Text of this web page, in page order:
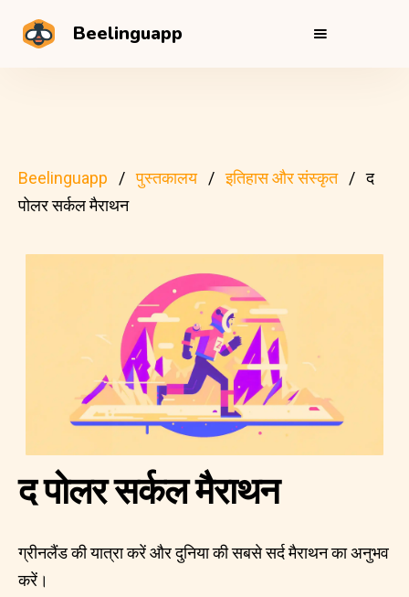
Beelinguapp
Beelinguapp पुस्तकालय इतिहास और संस्कृत
द
पोलर सर्कल मैराथन
द पोलर सर्कल मैराथन
ग्रीनलैंड की यात्रा करें और दुनिया की सबसे सर्द मैराथन का अनुभव
करें।